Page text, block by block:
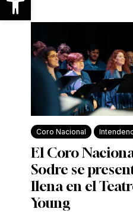
Coro Nacional
El Coro
Sodre se
llena en el
Young